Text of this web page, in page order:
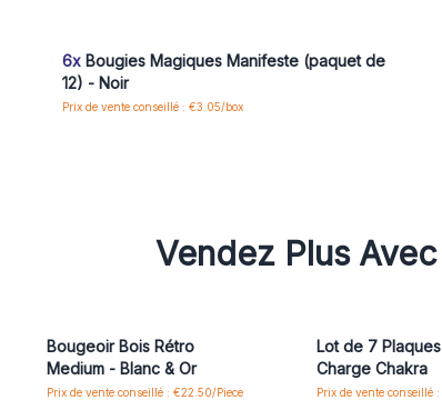
6x Bougies Magiques Manifeste (paquet de
12) - Noir
Prix de vente conseillé : €3.05/box
Vendez Plus
Bougeoir Bois Rétro
Medium - Blanc & Or
Prix de vente conseillé : €22.50/Piece
Lot de 7
Charge Chakra
Prix de vente conseillé